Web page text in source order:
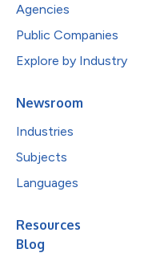
Agencies
Public Companies
Explore by Industry
Newsroom
Industries
Subjects
Languages
Resources
Blog